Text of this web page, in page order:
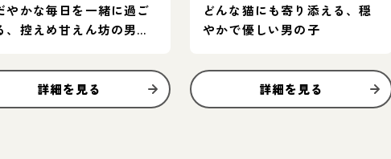
やかな毎日を一緒に過ご
、控えめ甘えん坊の男の
詳細を見る
どんな猫にも寄り添える、穏
やかで優しい男の子
詳細を見る